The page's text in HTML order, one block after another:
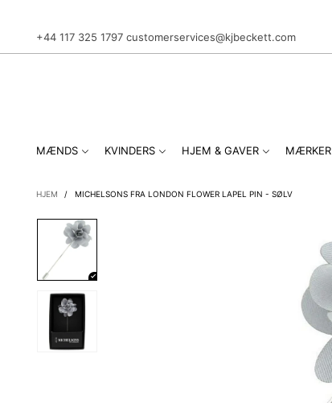
+44 117 325 1797 customerservices@kjbeckett.com
MÆNDS KVINDERS HJEM & GAVER MÆRKER
HJEM / MICHELSONS FRA LONDON FLOWER LAPEL PIN - SØLV